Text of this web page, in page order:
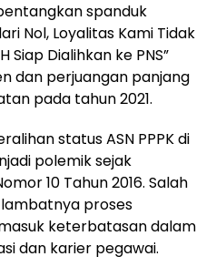
spanduk
Nol, Loyalitas Kami Tidak
Siap Dialihkan ke PNS”
dan perjuangan panjang
pada tahun 2021.
status ASN PPPK di
polemik sejak
10 Tahun 2016. Salah
proses
keterbatasan dalam
dan karier pegawai.